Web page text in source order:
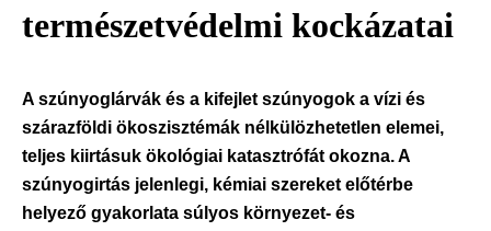
természetvédelmi kockázatai
A szúnyoglárvák és a kifejlet szúnyogok a vízi és
szárazföldi ökoszisztémák nélkülözhetetlen elemei,
teljes kiirtásuk ökológiai katasztrófát okozna. A
szúnyogirtás jelenlegi, kémiai szereket előtérbe
helyező gyakorlata súlyos környezet- és